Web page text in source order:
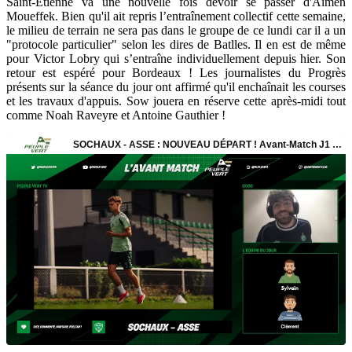
Moueffek. Bien qu'il ait repris l’entraînement collectif cette semaine,
le milieu de terrain ne sera pas dans le groupe de ce lundi car il a un
"protocole particulier" selon les dires de Batlles. Il en est de même
pour Victor Lobry qui s’entraîne individuellement depuis hier. Son
retour est espéré pour Bordeaux ! Les journalistes du Progrès
présents sur la séance du jour ont affirmé qu'il enchaînait les courses
et les travaux d'appuis. Sow jouera en réserve cette après-midi tout
comme Noah Raveyre et Antoine Gauthier !